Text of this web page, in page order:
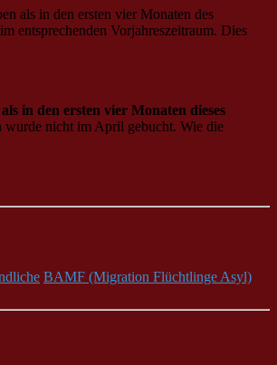
als in den ersten vier Monaten des
entsprechenden Vorjahreszeitraum. Dies
in den ersten vier Monaten dieses
nicht im April gebucht. Wie die
BAMF (Migration Flüchtlinge Asyl)